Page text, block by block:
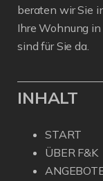
beraten wir Sie
Ihre Wohnung
sind für Sie da.
INHALT
START
ÜBER F&K